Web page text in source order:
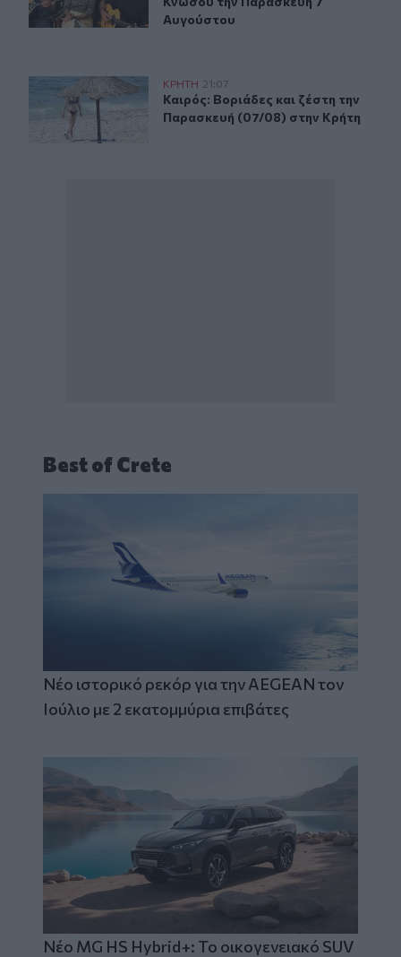
Αυγούστου
Καιρός: Βοριάδες και ζέστη την Παρασκευή (07/08)
ΚΡΗΤΗ 21:07
Καιρός: Βοριάδες και ζέστη την
Καιρός: Βοριάδες και ζέστη την
Παρασκευή (07/08) στην Κρήτη
Best of Crete
Νέο ιστορικό ρεκόρ για την AEGEAN τον
Ιούλιο με 2 εκατομμύρια επιβάτες
Νέο MG HS Hybrid+: Το οικογενειακό SUV